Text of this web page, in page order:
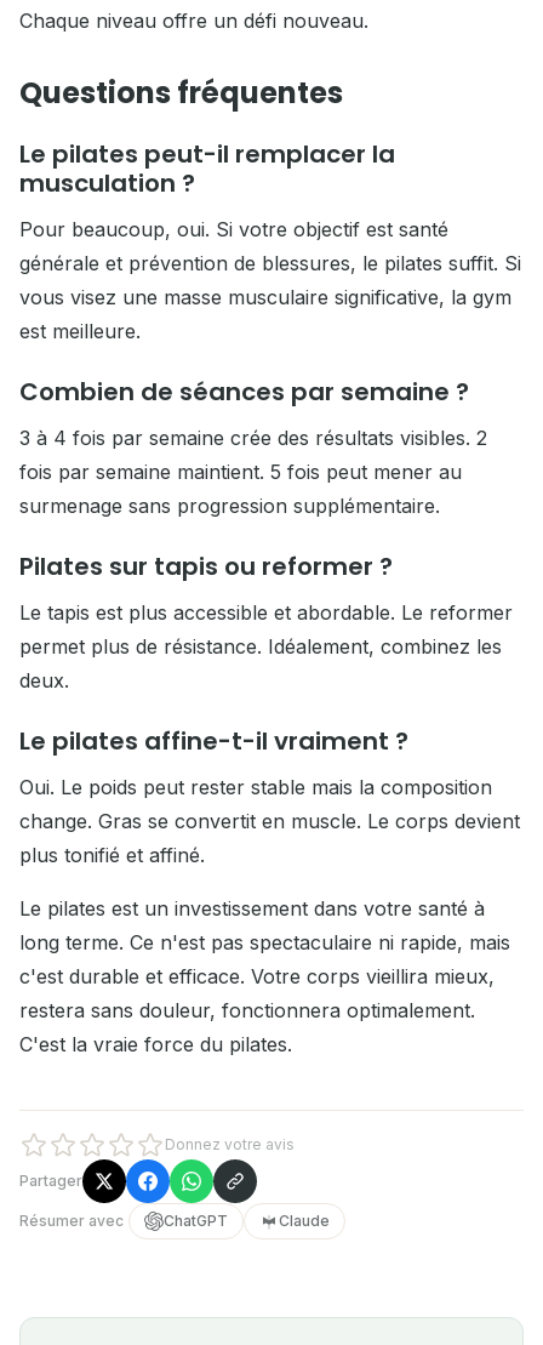
Chaque niveau offre un défi nouveau.
Questions fréquentes
Le pilates peut-il remplacer la
musculation ?
Pour beaucoup, oui. Si votre objectif est santé
générale et prévention de blessures, le pilates suffit. Si
vous visez une masse musculaire significative, la gym
est meilleure.
Combien de séances par semaine ?
3 à 4 fois par semaine crée des résultats visibles. 2
fois par semaine maintient. 5 fois peut mener au
surmenage sans progression supplémentaire.
Pilates sur tapis ou reformer ?
Le tapis est plus accessible et abordable. Le reformer
permet plus de résistance. Idéalement, combinez les
deux.
Le pilates affine-t-il vraiment ?
Oui. Le poids peut rester stable mais la composition
change. Gras se convertit en muscle. Le corps devient
plus tonifié et affiné.
Le pilates est un investissement dans votre santé à
long terme. Ce n'est pas spectaculaire ni rapide, mais
c'est durable et efficace. Votre corps vieillira mieux,
restera sans douleur, fonctionnera optimalement.
C'est la vraie force du pilates.
Donnez votre avis
Partager
Résumer avec ChatGPT Claude